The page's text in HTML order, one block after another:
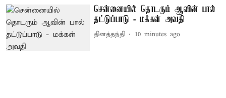
சென்னையில் தொடரும் ஆவின் பால்
தட்டுப்பாடு - மக்கள் அவதி
தினத்தந்தி 10 minutes ago